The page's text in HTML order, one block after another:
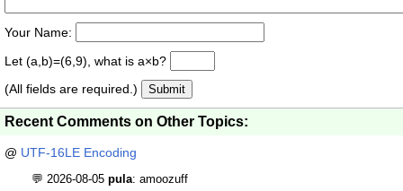
Your Name:
Let (a,b)=(6,9), what is a×b?
(All fields are required.)
Submit
Recent Comments on Other Topics:
@ UTF-16LE Encoding
💬 2026-08-05 pula: amoozuff